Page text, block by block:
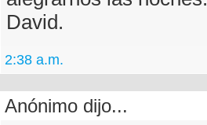
David.
2:38 a.m.
Anónimo dijo...